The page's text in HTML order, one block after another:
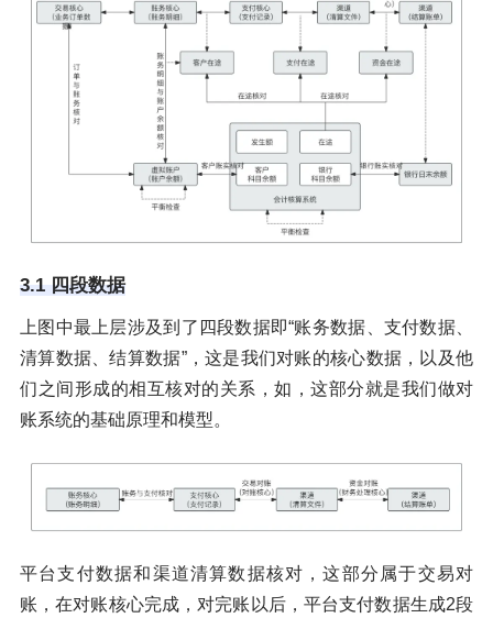
3.1 四段数据
上图中最上层涉及到了四段数据即“账务数据、支付数据、
清算数据、结算数据”，这是我们对账的核心数据，以及他
们之间形成的相互核对的关系，如，这部分就是我们做对
账系统的基础原理和模型。
平台支付数据和渠道清算数据核对，这部分属于交易对
账，在对账核心完成，对完账以后，平台支付数据生成2段